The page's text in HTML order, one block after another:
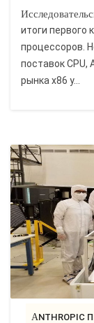
итоги первого
процессоров.
поставок
рынка x86 у...
ANTHROPIC ПРЕДЛОЖИЛА МЕХАНИЗМ ЭКСТРЕННОГО